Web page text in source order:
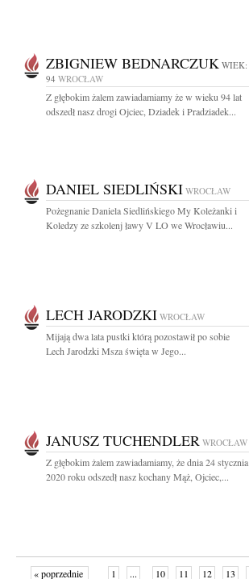
ZBIGNIEW BEDNARCZUK WIEK:
94 WROCŁAW
Z głębokim żalem zawiadamiamy że w wieku 94 lat
odszedł nasz drogi Ojciec, Dziadek i Pradziadek...
DANIEL SIEDLIŃSKI WROCŁAW
Pożegnanie Daniela Siedlińskiego My Koleżanki i
Koledzy ze szkolenj ławy V LO we Wrocławiu...
LECH JARODZKI WROCŁAW
Mijają dwa lata pustki którą pozostawił po sobie
Lech Jarodzki Msza święta w Jego...
JANUSZ TUCHENDLER WROCŁAW
Z głębokim żalem zawiadamiamy, że dnia 24 stycznia
2020 roku odszedł nasz kochany Mąż, Ojciec,...
« poprzednie 1 ... 10 11 12 13